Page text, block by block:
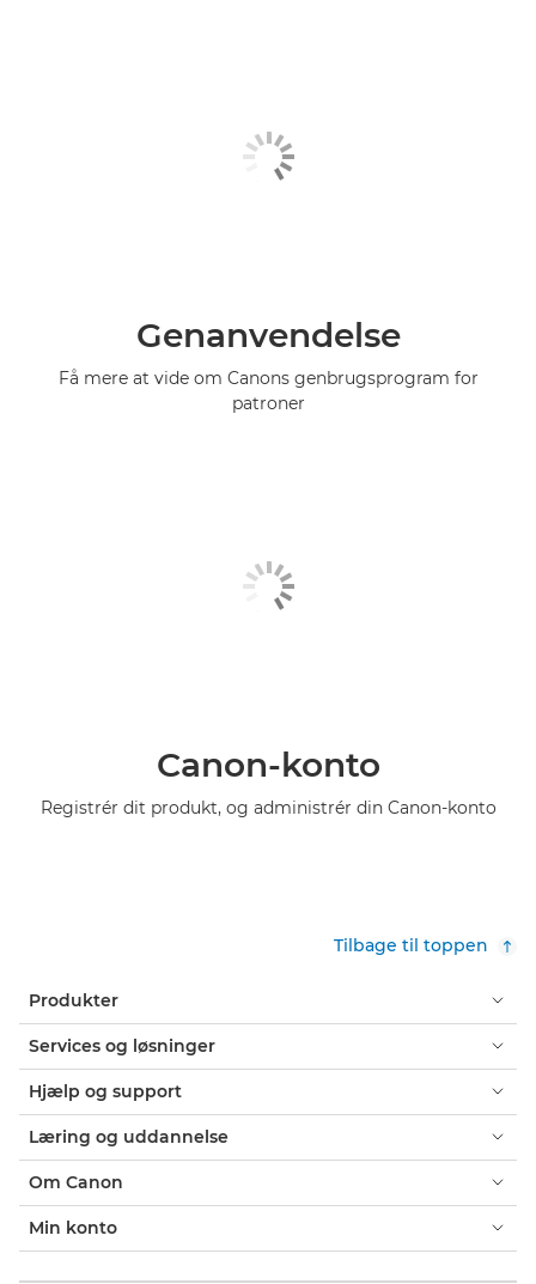
Genanvendelse
Få mere at vide om Canons genbrugsprogram for
patroner
Canon-konto
Registrér dit produkt, og administrér din Canon-konto
Tilbage til toppen
Produkter
Services og løsninger
Hjælp og support
Læring og uddannelse
Om Canon
Min konto